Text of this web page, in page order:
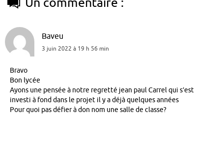
Baveu
3 juin 2022 à 19 h 56 min
Bravo
Bon lycée
Ayons une pensée à notre regretté jean paul Carrel qui s’est
investi à fond dans le projet il y a déjà quelques années
Pour quoi pas défier à don nom une salle de classe?